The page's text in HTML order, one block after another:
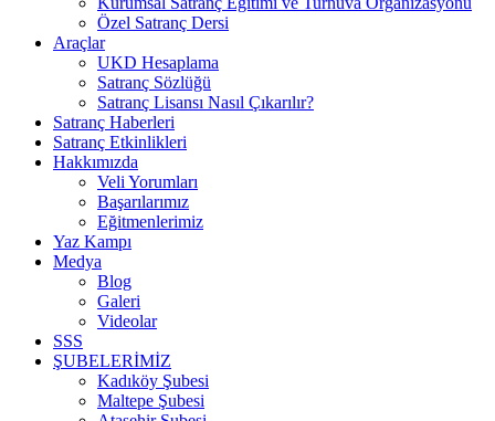
Özel Satranç Dersi
Araçlar
UKD Hesaplama
Satranç Sözlüğü
Satranç Lisansı Nasıl Çıkarılır?
Satranç Haberleri
Satranç Etkinlikleri
Hakkımızda
Veli Yorumları
Başarılarımız
Eğitmenlerimiz
Yaz Kampı
Medya
Blog
Galeri
Videolar
SSS
ŞUBELERİMİZ
Kadıköy Şubesi
Maltepe Şubesi